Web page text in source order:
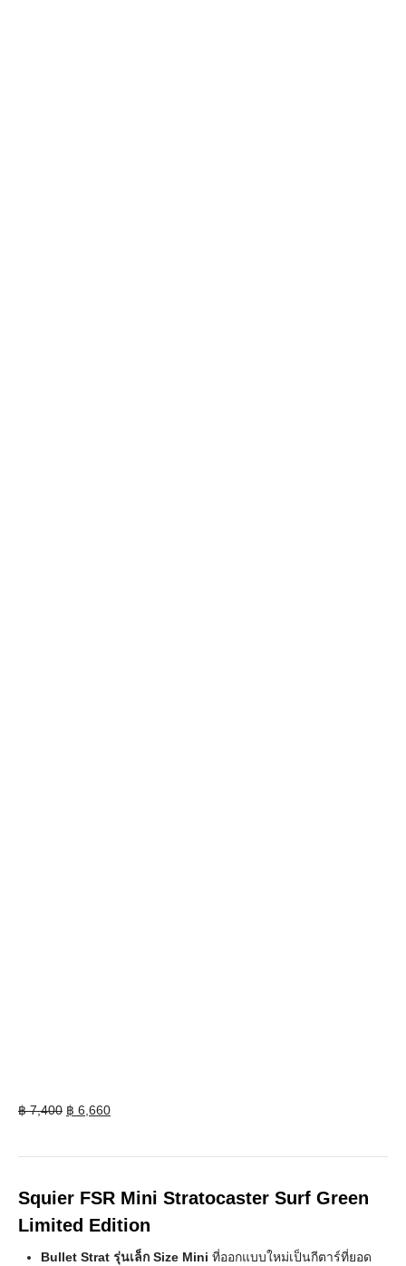
฿7,400 Original
฿ 6,660Current
Squier FSR Mini Stratocaster Surf Green
Limited Edition
Bullet Strat รุ่นเล็ก Size Mini ที่ออกแบบใหม่เป็นกีตาร์ที่ยอด